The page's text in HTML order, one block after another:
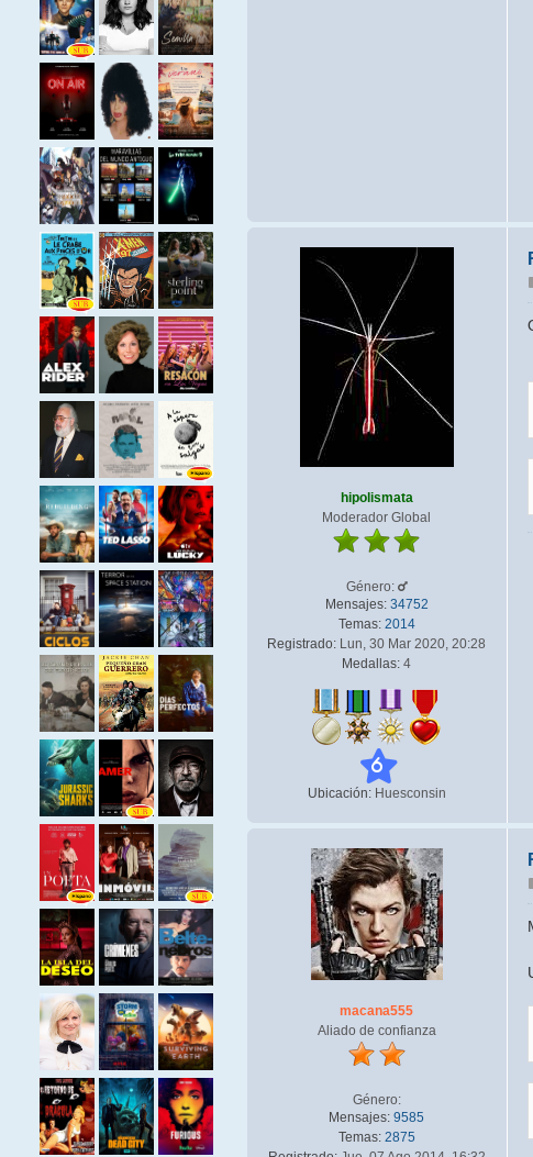
hipolismata
Moderador Global
Género:
Mensajes: 34752
Temas: 2014
Registrado: Lun, 30 Mar 2020, 20:28
Medallas: 4
6
Ubicación:Huesconsin
macana555
Aliado de confianza
Género:
Mensajes: 9585
Temas: 2875